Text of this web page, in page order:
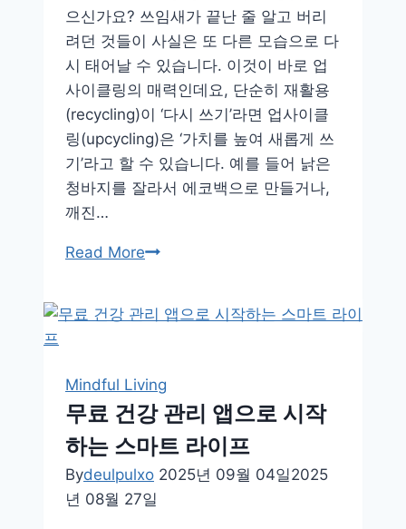
으신가요? 쓰임새가 끝난 줄 알고 버리
려던 것들이 사실은 또 다른 모습으로 다
시 태어날 수 있습니다. 이것이 바로 업
사이클링의 매력인데요, 단순히 재활용
(recycling)이 ‘다시 쓰기’라면 업사이클
링(upcycling)은 ‘가치를 높여 새롭게 쓰
기’라고 할 수 있습니다. 예를 들어 낡은
청바지를 잘라서 에코백으로 만들거나,
깨진…
Read More지
살
고
집
도
꾸
미
는
Mindful Living
무료 건강 관리 앱으로 시작
하는 스마트 라이프
Bydeulpulxo 2025년 09월 04일2025
년 08월 27일